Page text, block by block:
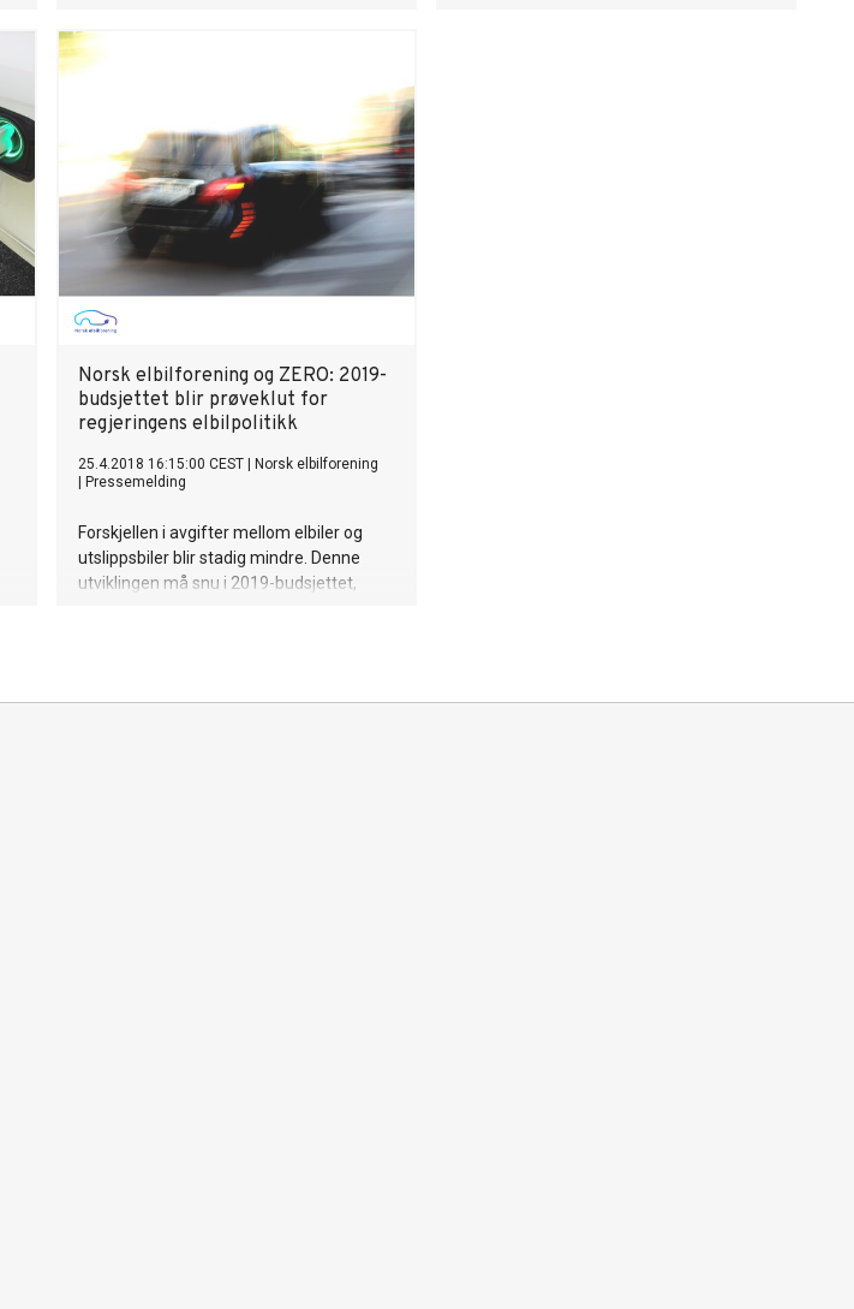
Norsk elbilforening og ZERO: 2019-
budsjettet blir prøveklut for
regjeringens elbilpolitikk
25.4.2018 16:15:00 CEST
Norsk elbilforening
Pressemelding
Forskjellen i avgifter mellom elbiler og
utslippsbiler blir stadig mindre. Denne
utviklingen må snu i 2019-budsjettet,
viser at statens inntekter fra